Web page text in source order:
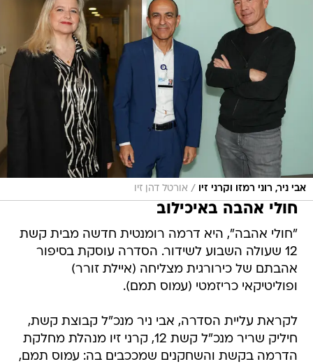
אבי ניר, רוני רמזו וקרני זיו / אורטל דהן זיו
חולי אהבה באיכילוב
"חולי אהבה", היא דרמה רומנטית חדשה מבית קשת
12 שעולה השבוע לשידור. הסדרה עוסקת בסיפור
אהבתם של כירורגית מצליחה (איילת זורר)
ופוליטיקאי כריזמטי (עמוס תמם).
לקראת עליית הסדרה, אבי ניר מנכ"ל קבוצת קשת,
חיליק שריר מנכ"ל קשת 12, קרני זיו מנהלת מחלקת
הדרמה בקשת והשחקנים שמככבים בה: עמוס תמם,